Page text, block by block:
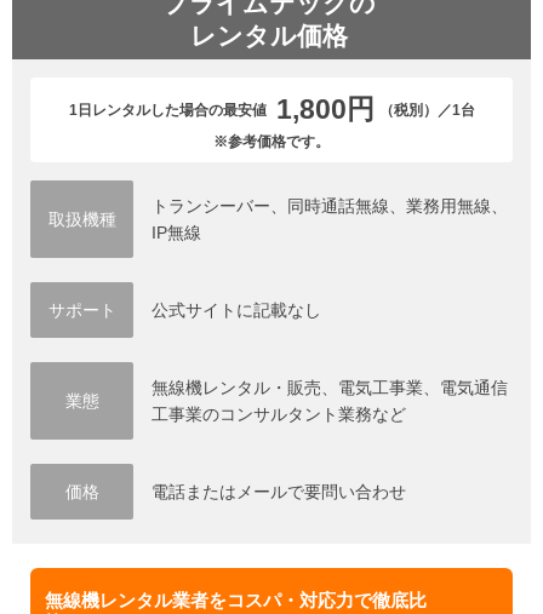
レンタル価格
1日レンタルした場合の最安値 1,800円
（税別）／1台
※参考価格です。
取扱機種
トランシーバー、同時通話無線、業務用無線、
IP無線
サポート 公式サイトに記載なし
業態
無線機レンタル・販売、電気工事業、電気通信
工事業のコンサルタント業務など
価格 電話またはメールで要問い合わせ
無線機レンタル業者をコスパ・対応力で徹底比